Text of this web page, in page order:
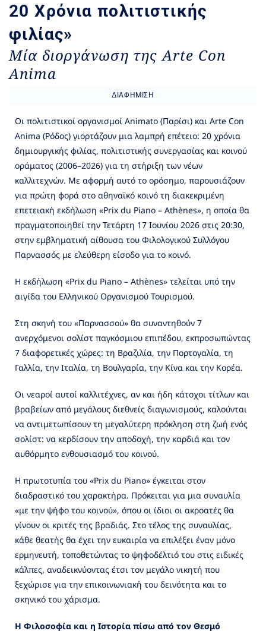
20 Χρόνια πολιτιστικής
φιλίας»
Μία διοργάνωση της Arte Con
Anima
ΔΙΑΦΉΜΙΣΗ
Οι πολιτιστικοί οργανισμοί Animato (Παρίσι) και Arte Con
Anima (Ρόδος) γιορτάζουν μια λαμπρή επέτειο: 20 χρόνια
δημιουργικής φιλίας, πολιτιστικής συνεργασίας και κοινού
οράματος (2006–2026) για τη στήριξη των νέων
καλλιτεχνών. Με αφορμή αυτό το ορόσημο, παρουσιάζουν
για πρώτη φορά στο αθηναϊκό κοινό τη διακεκριμένη
επετειακή εκδήλωση «Prix du Piano – Athènes», η οποία θα
πραγματοποιηθεί την Τετάρτη 17 Ιουνίου 2026 στις 20:30,
στην εμβληματική αίθουσα του Φιλολογικού Συλλόγου
Παρνασσός με ελεύθερη είσοδο για το κοινό.
Η εκδήλωση «Prix du Piano – Athènes» τελείται υπό την
αιγίδα του Ελληνικού Οργανισμού Τουρισμού.
Στη σκηνή του «Παρνασσού» θα συναντηθούν 7
ανερχόμενοι σολίστ παγκόσμιου επιπέδου, εκπροσωπώντας
7 διαφορετικές χώρες: τη Βραζιλία, την Πορτογαλία, τη
Γαλλία, την Ιταλία, τη Βουλγαρία, την Κίνα και την Κορέα.
Οι νεαροί αυτοί καλλιτέχνες, αν και ήδη κάτοχοι τίτλων και
βραβείων από μεγάλους διεθνείς διαγωνισμούς, καλούνται
να αντιμετωπίσουν τη μεγαλύτερη πρόκληση στη ζωή ενός
σολίστ: να κερδίσουν την αποδοχή, την καρδιά και τον
αυθόρμητο ενθουσιασμό του κοινού.
Η πρωτοτυπία του «Prix du Piano» έγκειται στον
διαδραστικό του χαρακτήρα. Πρόκειται για μια συναυλία
«με την ψήφο του κοινού», όπου οι ίδιοι οι ακροατές θα
γίνουν οι κριτές της βραδιάς. Στο τέλος της συναυλίας,
κάθε θεατής θα έχει την ευκαιρία να επιλέξει έναν μόνο
ερμηνευτή, τοποθετώντας το ψηφοδέλτιό του στις ειδικές
κάλπες, αναδεικνύοντας έτσι τον μεγάλο νικητή που
ξεχώρισε για την επικοινωνιακή του δεινότητα και το
σκηνικό του χάρισμα.
Η Φιλοσοφία και η Ιστορία πίσω από τον Θεσμό